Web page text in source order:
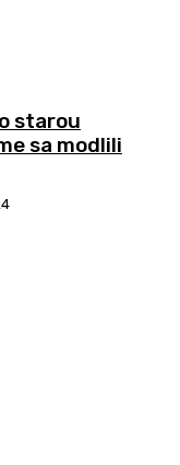
starou
sa modlili